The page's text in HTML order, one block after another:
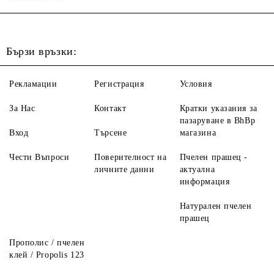
Бързи връзки:
Рекламации
За Нас
Вход
Чести Въпроси
Регистрация
Контакт
Търсене
Поверителност на
личните данни
Условия
Кратки указания за
пазаруване в BhBp
магазина
Пчелен прашец -
актуална
информация
Натурален пчелен
прашец
Прополис / пчелен
клей / Propolis 123